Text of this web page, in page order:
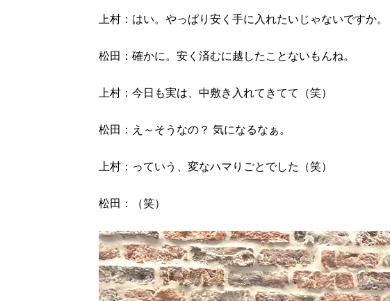
上村：はい。やっぱり安く手に入れたいじゃないですか。
松田：確かに。安く済むに越したことないもんね。
上村：今日も実は、中敷き入れてきてて（笑）
松田：え～そうなの？ 気になるなぁ。
上村：っていう、変なハマりごとでした（笑）
松田：（笑）